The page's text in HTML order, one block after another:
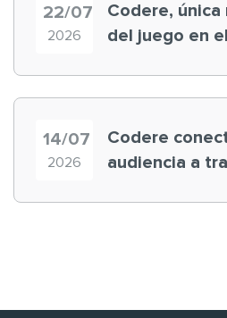
22/07
2026
Codere,
del juego en el
14/07
2026
Codere
audiencia a